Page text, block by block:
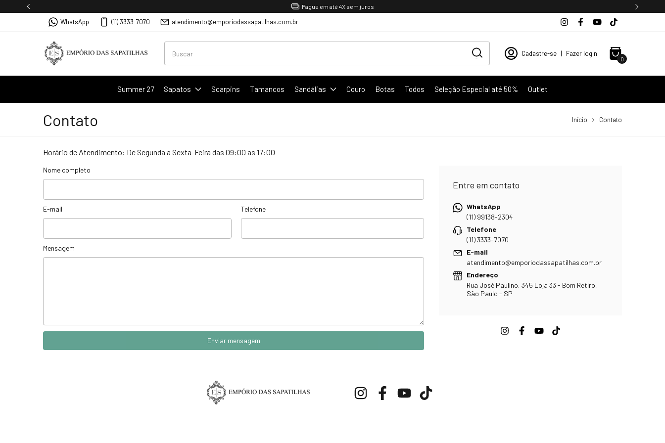
Pague em até 4X sem juros
WhatsApp (11) 3333-7070 atendimento@emporiodassapatilhas.com.br
Cadastre-se | Fazer login
0
Summer 27 Sapatos Scarpins Tamancos Sandálias Couro Botas Todos Seleção Especial até 50% Outlet
Contato Início Contato
Horário de Atendimento: De Segunda a Sexta-Feira das 09:00 as 17:00
Nome completo
E-mail Telefone
Mensagem
Enviar mensagem
Entre em contato
WhatsApp
(11) 99138-2304
Telefone
(11) 3333-7070
E-mail
atendimento@emporiodassapatilhas.com.br
Endereço
Rua José Paulino, 345 Loja 33 - Bom Retiro,
São Paulo - SP